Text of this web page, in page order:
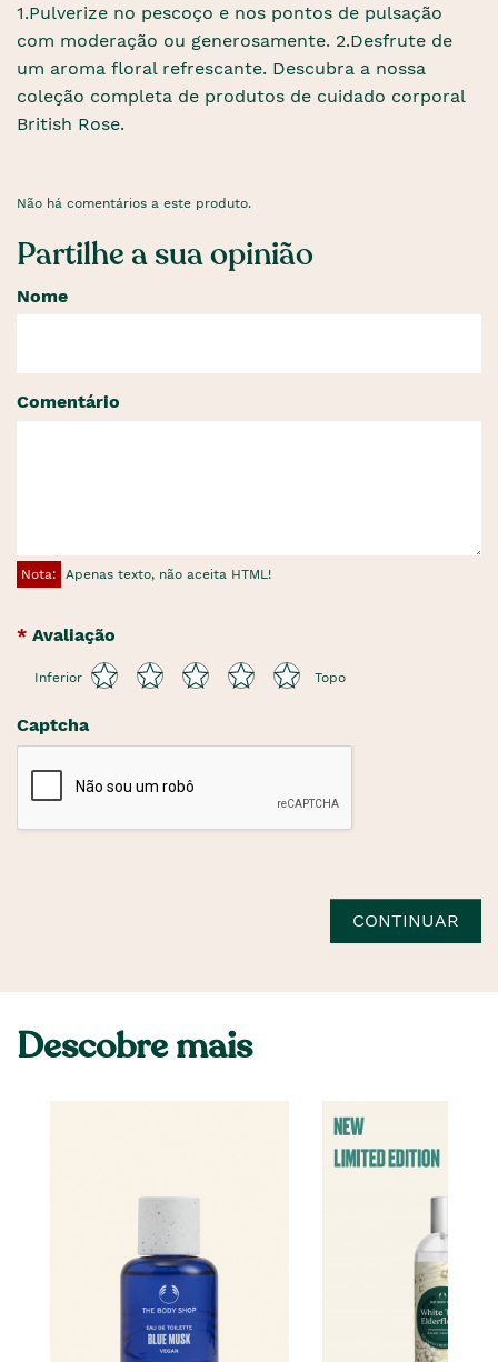
1.Pulverize no pescoço e nos pontos de pulsação
com moderação ou generosamente. 2.Desfrute de
um aroma floral refrescante. Descubra a nossa
coleção completa de produtos de cuidado corporal
British Rose.
Não há comentários a este produto.
Partilhe a sua opinião
Nome
Comentário
Nota: Apenas texto, não aceita HTML!
Avaliação
Inferior Topo
Captcha
CONTINUAR
Descobre mais